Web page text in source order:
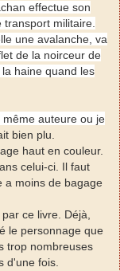
effectue son
transport militaire.
une avalanche, va
de la noirceur de
haine quand les
même auteure ou je
bien plu.
haut en couleur.
celui-ci. Il faut
a moins de bagage
ce livre. Déjà,
le personnage que
trop nombreuses
d'une fois.